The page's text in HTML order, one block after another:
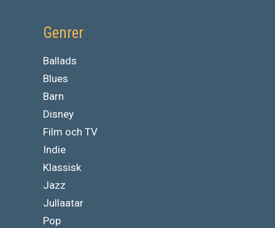
Genrer
Ballads
Blues
Barn
Disney
Film och TV
Indie
Klassisk
Jazz
Jullaatar
Pop